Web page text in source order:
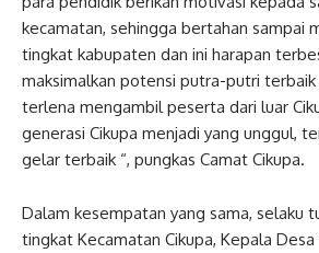
kecamatan, sehingga bertahan sampai
tingkat kabupaten dan ini harapan
maksimalkan potensi putra-putri terbaik
terlena mengambil peserta dari luar
generasi Cikupa menjadi yang unggul,
gelar terbaik “, pungkas Camat Cikupa.
Dalam kesempatan yang sama, selaku
tingkat Kecamatan Cikupa, Kepala Desa